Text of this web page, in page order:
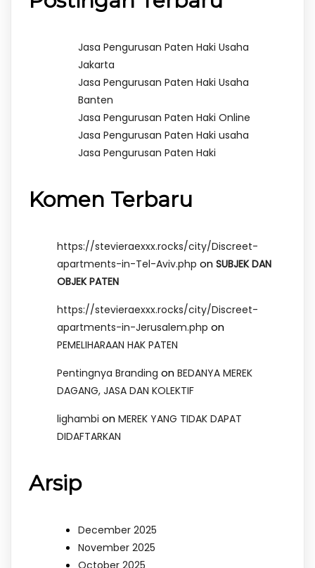
Jasa Pengurusan Paten Haki Usaha
Jakarta
Jasa Pengurusan Paten Haki Usaha
Banten
Jasa Pengurusan Paten Haki Online
Jasa Pengurusan Paten Haki usaha
Jasa Pengurusan Paten Haki
Komen Terbaru
https://stevieraexxx.rocks/city/Discreet-
apartments-in-Tel-Aviv.php on SUBJEK DAN
OBJEK PATEN
https://stevieraexxx.rocks/city/Discreet-
apartments-in-Jerusalem.php on
PEMELIHARAAN HAK PATEN
Pentingnya Branding on BEDANYA MEREK
DAGANG, JASA DAN KOLEKTIF
lighambi on MEREK YANG TIDAK DAPAT
DIDAFTARKAN
Arsip
December 2025
November 2025